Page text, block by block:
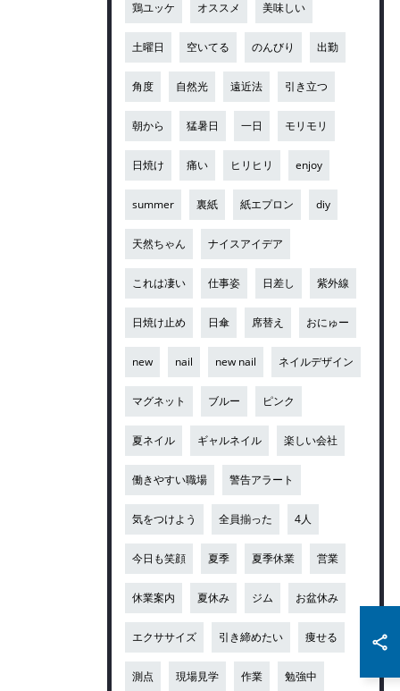
鶏ユッケ オススメ 美味しい
土曜日 空いてる のんびり 出勤
角度 自然光 遠近法 引き立つ
朝から 猛暑日 一日 モリモリ
日焼け 痛い ヒリヒリ enjoy
summer 裏紙 紙エプロン diy
天然ちゃん ナイスアイデア
これは凄い 仕事姿 日差し 紫外線
日焼け止め 日傘 席替え おにゅー
new nail new nail ネイルデザイン
マグネット ブルー ピンク
夏ネイル ギャルネイル 楽しい会社
働きやすい職場 警告アラート
気をつけよう 全員揃った 4人
今日も笑顔 夏季 夏季休業 営業
休業案内 夏休み ジム お盆休み
エクササイズ 引き締めたい 痩せる
測点 現場見学 作業 勉強中